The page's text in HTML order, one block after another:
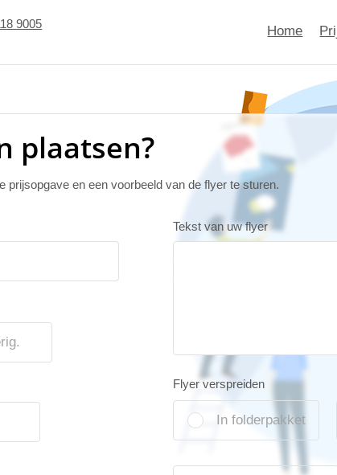
9005
Home
plaatsen?
prijsopgave en een voorbeeld van de flyer te sturen.
Tekst van uw flyer
Flyer verspreiden
In folderpakket